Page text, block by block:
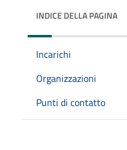
INDICE DELLA PAGINA
Incarichi
Organizzazioni
Punti di contatto